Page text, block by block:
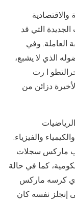
الجديدة التي قد
العاملة. وفي
الذي لا يشبع،
ا رت
دزائن من
والفيزياء.
ماركس سجلات
كما في حالة
كرسه ماركس
إنجلز نفسه كان